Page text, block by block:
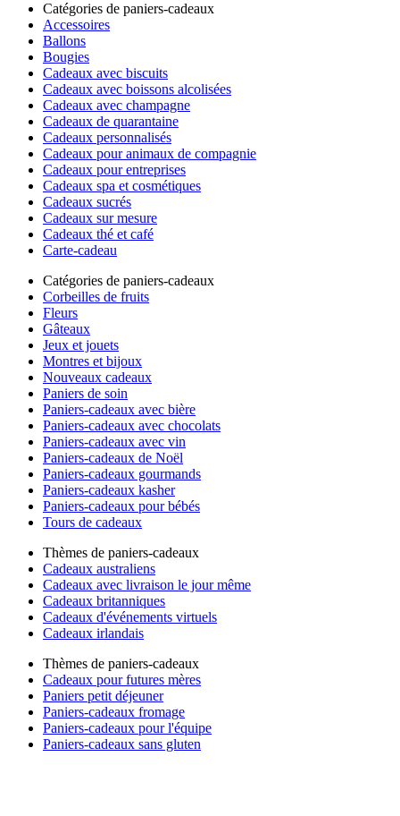
Catégories de paniers-cadeaux
Accessoires
Ballons
Bougies
Cadeaux avec biscuits
Cadeaux avec boissons alcolisées
Cadeaux avec champagne
Cadeaux de quarantaine
Cadeaux personnalisés
Cadeaux pour animaux de compagnie
Cadeaux pour entreprises
Cadeaux spa et cosmétiques
Cadeaux sucrés
Cadeaux sur mesure
Cadeaux thé et café
Carte-cadeau
Catégories de paniers-cadeaux
Corbeilles de fruits
Fleurs
Gâteaux
Jeux et jouets
Montres et bijoux
Nouveaux cadeaux
Paniers de soin
Paniers-cadeaux avec bière
Paniers-cadeaux avec chocolats
Paniers-cadeaux avec vin
Paniers-cadeaux de Noël
Paniers-cadeaux gourmands
Paniers-cadeaux kasher
Paniers-cadeaux pour bébés
Tours de cadeaux
Thèmes de paniers-cadeaux
Cadeaux australiens
Cadeaux avec livraison le jour même
Cadeaux britanniques
Cadeaux d'événements virtuels
Cadeaux irlandais
Thèmes de paniers-cadeaux
Cadeaux pour futures mères
Paniers petit déjeuner
Paniers-cadeaux fromage
Paniers-cadeaux pour l'équipe
Paniers-cadeaux sans gluten